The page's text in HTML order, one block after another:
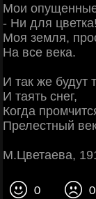
Мои
- Ни для
Моя земля,
На все века.
И так же будут
И таять снег,
Когда
Прелестный
М.Цветаева,
0 0